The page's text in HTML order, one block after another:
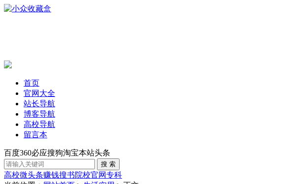
首页
官网大全
站长导航
博客导航
高校导航
留言本
百度360必应搜狗淘宝本站头条
高校微头条赚钱搜书院校官网专科